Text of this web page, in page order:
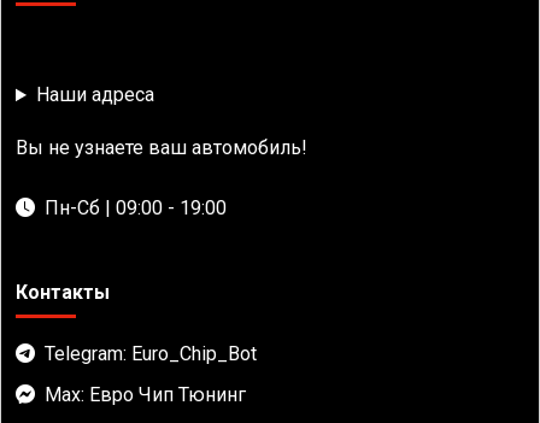
Наши адреса
Вы не узнаете ваш автомобиль!
Пн-Сб | 09:00 - 19:00
Контакты
Telegram: Euro_Chip_Bot
Max: Евро Чип Тюнинг